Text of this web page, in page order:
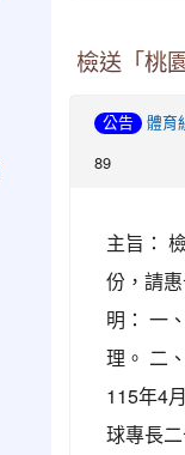
檢送「桃
公告 體育
89
主旨：
份，請
明： 一
理。 二
115年4
球專長